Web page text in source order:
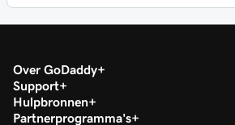
Over GoDaddy
Support
Hulpbronnen
Partnerprogramma's